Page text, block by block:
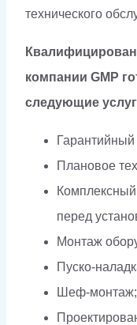
технического
компании GMP
следующие
Плановое
перед
Монтаж
Пуско-
Шеф-монтаж;